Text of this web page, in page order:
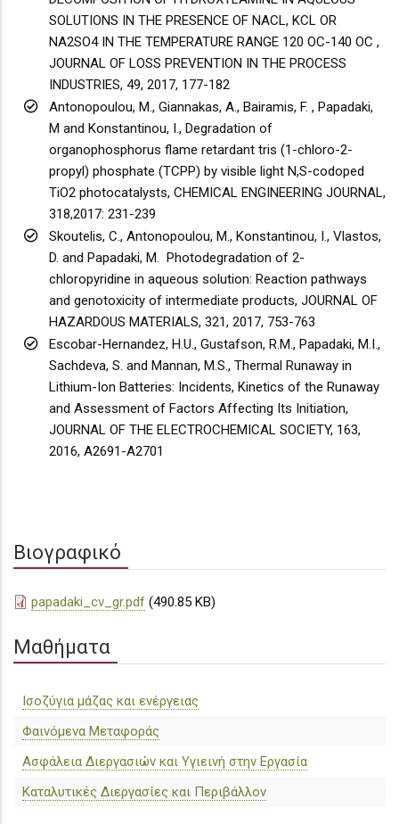
SOLUTIONS IN THE PRESENCE OF NACL, KCL OR
NA2SO4 IN THE TEMPERATURE RANGE 120 OC-140 OC ,
JOURNAL OF LOSS PREVENTION IN THE PROCESS
INDUSTRIES, 49, 2017, 177-182
Antonopoulou, M., Giannakas, A., Bairamis, F. , Papadaki,
M and Konstantinou, I., Degradation of
organophosphorus flame retardant tris (1-chloro-2-
propyl) phosphate (TCPP) by visible light N,S-codoped
TiO2 photocatalysts, CHEMICAL ENGINEERING JOURNAL,
318,2017: 231-239
Skoutelis, C., Antonopoulou, M., Konstantinou, I., Vlastos,
D. and Papadaki, M. Photodegradation of 2-
chloropyridine in aqueous solution: Reaction pathways
and genotoxicity of intermediate products, JOURNAL OF
HAZARDOUS MATERIALS, 321, 2017, 753-763
Escobar-Hernandez, H.U., Gustafson, R.M., Papadaki, M.I.,
Sachdeva, S. and Mannan, M.S., Thermal Runaway in
Lithium-Ion Batteries: Incidents, Kinetics of the Runaway
and Assessment of Factors Affecting Its Initiation,
JOURNAL OF THE ELECTROCHEMICAL SOCIETY, 163,
2016, A2691-A2701
Βιογραφικό
papadaki_cv_gr.pdf (490.85 KB)
Μαθήματα
Ισοζύγια μάζας και ενέργειας
Φαινόμενα Μεταφοράς
Ασφάλεια Διεργασιών και Υγιεινή στην Εργασία
Καταλυτικές Διεργασίες και Περιβάλλον